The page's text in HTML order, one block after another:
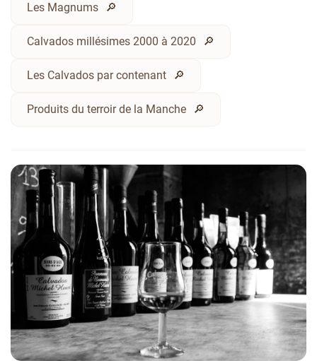
Les Magnums
Calvados millésimes 2000 à 2020
Les Calvados par contenant
Produits du terroir de la Manche